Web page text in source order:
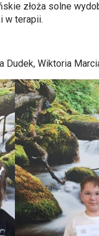
złoża solne
w terapii.
Dudek, Wiktoria